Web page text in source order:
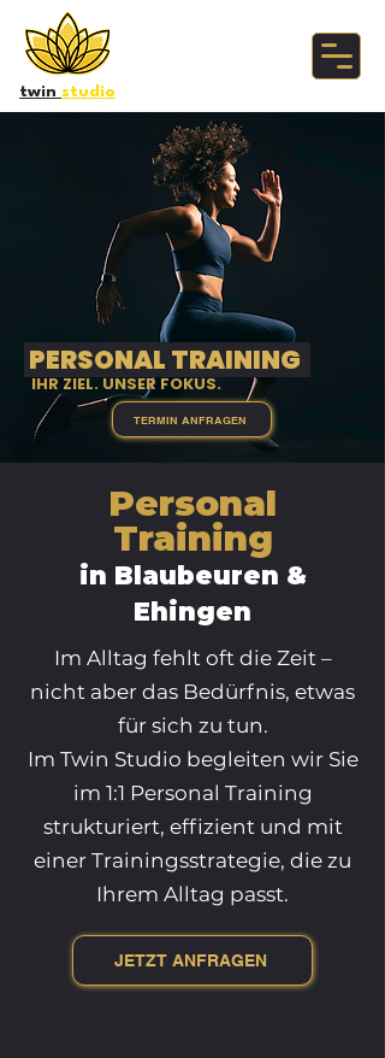
twin studio
PERSONAL TRAINING
IHR ZIEL. UNSER FOKUS.
TERMIN ANFRAGEN
Personal
Training
in Blaubeuren &
Ehingen
Im Alltag fehlt oft die Zeit –
nicht aber das Bedürfnis, etwas
für sich zu tun.
Im Twin Studio begleiten wir Sie
im 1:1 Personal Training
strukturiert, effizient und mit
einer Trainingsstrategie, die zu
Ihrem Alltag passt.
JETZT ANFRAGEN